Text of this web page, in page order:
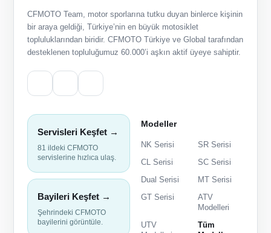
CFMOTO Team, motor sporlarına tutku duyan binlerce kişinin
bir araya geldiği, Türkiye’nin en büyük motosiklet
topluluklarından biridir. CFMOTO Türkiye ve Global tarafından
desteklenen topluluğumuz 60.000’i aşkın aktif üyeye sahiptir.
Servisleri Keşfet →
81 ildeki CFMOTO
servislerine hızlıca ulaş.
Bayileri Keşfet →
Şehrindeki CFMOTO
bayilerini görüntüle.
Modeller
NK Serisi
SR Serisi
CL Serisi
SC Serisi
Dual Serisi
MT Serisi
GT Serisi
ATV
Modelleri
UTV
Tüm